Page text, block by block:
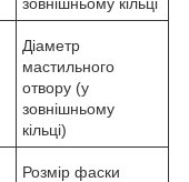
Діаметр
мастильного
отвору (у
зовнішньому
кільці)
Розмір фаски